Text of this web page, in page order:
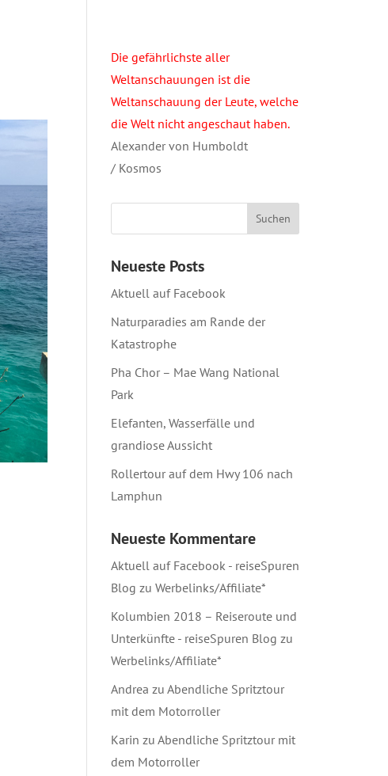
Die gefährlichste aller
Weltanschauungen ist die
Weltanschauung der Leute, welche
die Welt nicht angeschaut haben.
Alexander von Humboldt
/ Kosmos
Neueste Posts
Aktuell auf Facebook
Naturparadies am Rande der
Katastrophe
Pha Chor – Mae Wang National
Park
Elefanten, Wasserfälle und
grandiose Aussicht
Rollertour auf dem Hwy 106 nach
Lamphun
Neueste Kommentare
Aktuell auf Facebook - reiseSpuren
Blog zu Werbelinks/Affiliate*
Kolumbien 2018 – Reiseroute und
Unterkünfte - reiseSpuren Blog zu
Werbelinks/Affiliate*
Andrea zu Abendliche Spritztour
mit dem Motorroller
Karin zu Abendliche Spritztour mit
dem Motorroller